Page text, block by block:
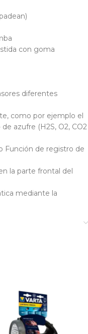
con goma
diferentes
como por ejemplo el
azufre (H2S, O2, CO2
Función de registro de
la parte frontal del
mediante la